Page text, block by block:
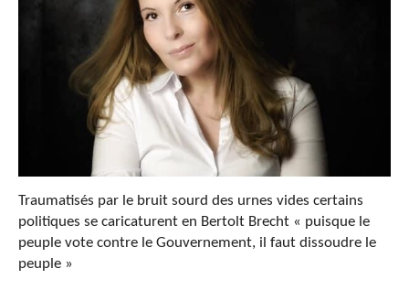
Traumatisés par le bruit sourd des urnes vides certains
politiques se caricaturent en Bertolt Brecht « puisque le
peuple vote contre le Gouvernement, il faut dissoudre le
peuple »